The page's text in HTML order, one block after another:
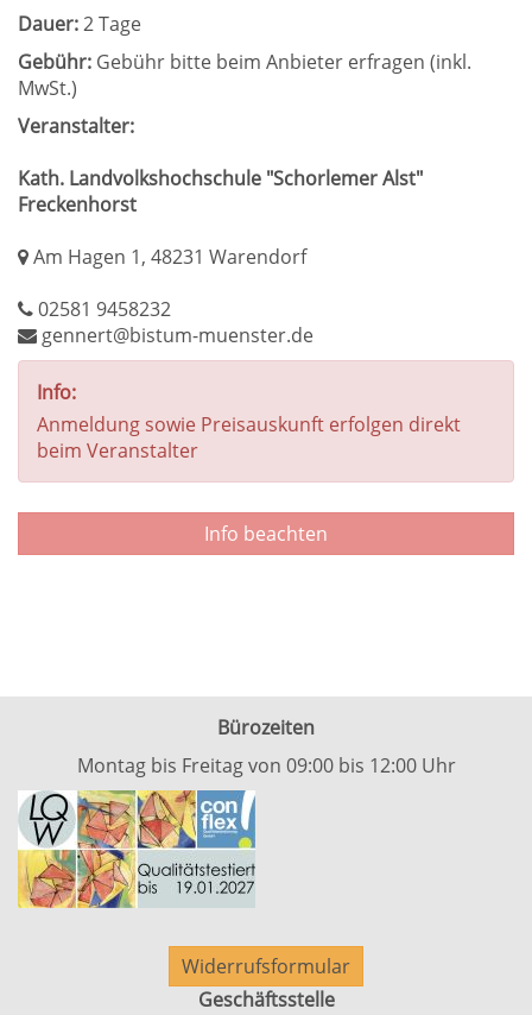
Dauer:2 Tage
Gebühr: Gebühr bitte beim Anbieter erfragen (inkl.
MwSt.)
Veranstalter:
Kath. Landvolkshochschule "Schorlemer Alst"
Freckenhorst
Am Hagen 1, 48231 Warendorf
02581 9458232
gennert@bistum-muenster.de
Info:
Anmeldung sowie Preisauskunft erfolgen direkt
beim Veranstalter
Info beachten
Bürozeiten
Montag bis Freitag von 09:00 bis 12:00 Uhr
Widerrufsformular
Geschäftsstelle